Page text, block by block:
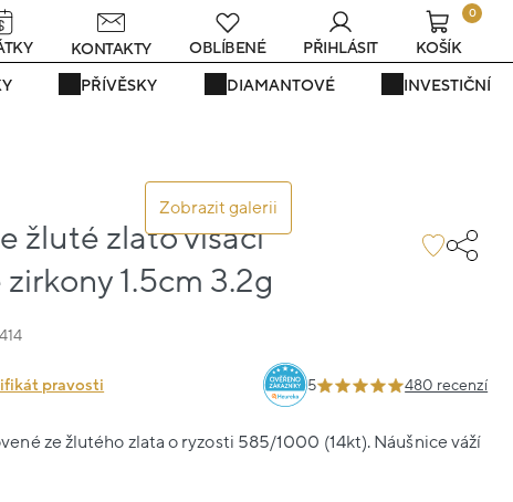
PŘÍVĚSKY DIAMANTOVÉ INVESTIČNÍ
KONTAKTY OBLÍBENÉ PŘIHLÁSIT
0
KOŠÍK
Zobrazit galerii
žluté zlato visací
1.5cm 3.2g
pravosti 5 480 recenzí
ze žlutého zlata o ryzosti 585/1000 (14kt). Náušnice váží